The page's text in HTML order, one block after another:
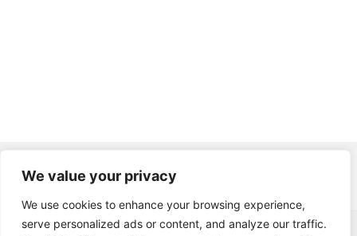
We value your privacy
We use cookies to enhance your browsing experience,
serve personalized ads or content, and analyze our traffic.
Главная страница